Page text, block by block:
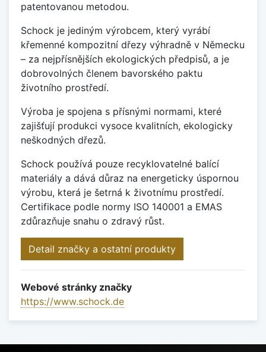
patentovanou metodou.
Schock je jediným výrobcem, který vyrábí
křemenné kompozitní dřezy výhradně v Německu
– za nejpřísnějších ekologických předpisů, a je
dobrovolných členem bavorského paktu
životního prostředí.
Výroba je spojena s přísnými normami, které
zajišťují produkci vysoce kvalitních, ekologicky
neškodných dřezů.
Schock používá pouze recyklovatelné balící
materiály a dává důraz na energeticky úspornou
výrobu, která je šetrná k životnímu prostředí.
Certifikace podle normy ISO 140001 a EMAS
zdůrazňuje snahu o zdravý růst.
Detail značky a ostatní produkty
Webové stránky značky
https://www.schock.de